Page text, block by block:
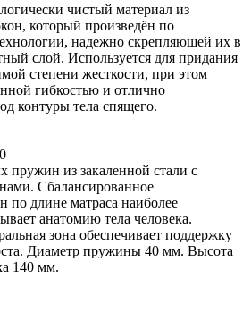
чистый материал из
который произведён по
надежно скрепляющей их в
слой. Используется для придания
степени жесткости, при этом
гибкостью и отлично
контуры тела спящего.
пружин из закаленной стали с
Сбалансированное
по длине матраса наиболее
анатомию тела человека.
зона обеспечивает поддержку
Диаметр пружины 40 мм. Высота
140 мм.